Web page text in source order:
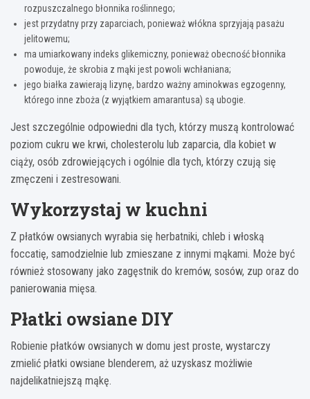
rozpuszczalnego błonnika roślinnego;
jest przydatny przy zaparciach, ponieważ włókna sprzyjają pasażu
jelitowemu;
ma umiarkowany indeks glikemiczny, ponieważ obecność błonnika
powoduje, że skrobia z mąki jest powoli wchłaniana;
jego białka zawierają lizynę, bardzo ważny aminokwas egzogenny,
którego inne zboża (z wyjątkiem amarantusa) są ubogie.
Jest szczególnie odpowiedni dla tych, którzy muszą kontrolować
poziom cukru we krwi, cholesterolu lub zaparcia, dla kobiet w
ciąży, osób zdrowiejących i ogólnie dla tych, którzy czują się
zmęczeni i zestresowani.
Wykorzystaj w kuchni
Z płatków owsianych wyrabia się herbatniki, chleb i włoską
foccatię, samodzielnie lub zmieszane z innymi mąkami. Może być
również stosowany jako zagęstnik do kremów, sosów, zup oraz do
panierowania mięsa.
Płatki owsiane DIY
Robienie płatków owsianych w domu jest proste, wystarczy
zmielić płatki owsiane blenderem, aż uzyskasz możliwie
najdelikatniejszą mąkę.